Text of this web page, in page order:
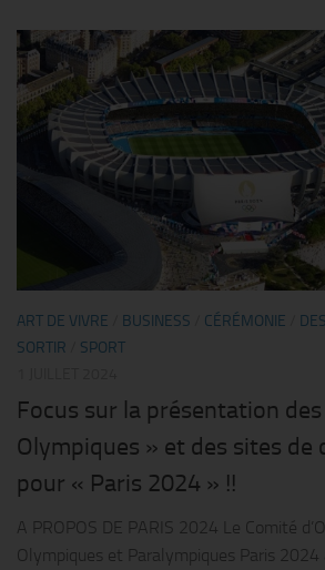
ART DE VIVRE BUSINESS CÉRÉMONIE
SORTIR
SPORT
Focus sur la présentation des
Olympiques » et des sites de
pour « Paris 2024 » !!
A PROPOS DE PARIS 2024 Le Comité
Olympiques et Paralympiques Paris 2024